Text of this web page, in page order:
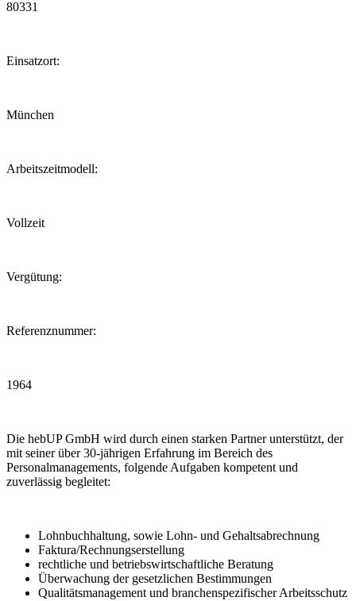
80331
Einsatzort:
München
Arbeitszeitmodell:
Vollzeit
Vergütung:
Referenznummer:
1964
Die hebUP GmbH wird durch einen starken Partner unterstützt, der
mit seiner über 30-jährigen Erfahrung im Bereich des
Personalmanagements, folgende Aufgaben kompetent und
zuverlässig begleitet:
Lohnbuchhaltung, sowie Lohn- und Gehaltsabrechnung
Faktura/Rechnungserstellung
rechtliche und betriebswirtschaftliche Beratung
Überwachung der gesetzlichen Bestimmungen
Qualitätsmanagement und branchenspezifischer Arbeitsschutz